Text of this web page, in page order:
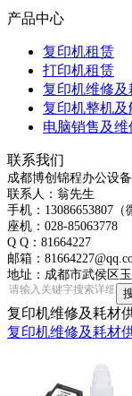
产品中心
复印机租赁
打印机租赁
复印机维修及
复印机整机及
电脑销售及维
联系我们
成都博创锦程办公设
联系人：翁先生
手机：13086653807
座机：028-85063778
Q Q：81664227
邮箱：
地址：成都市武侯区
复印机维修及耗材
复印机维修及耗材